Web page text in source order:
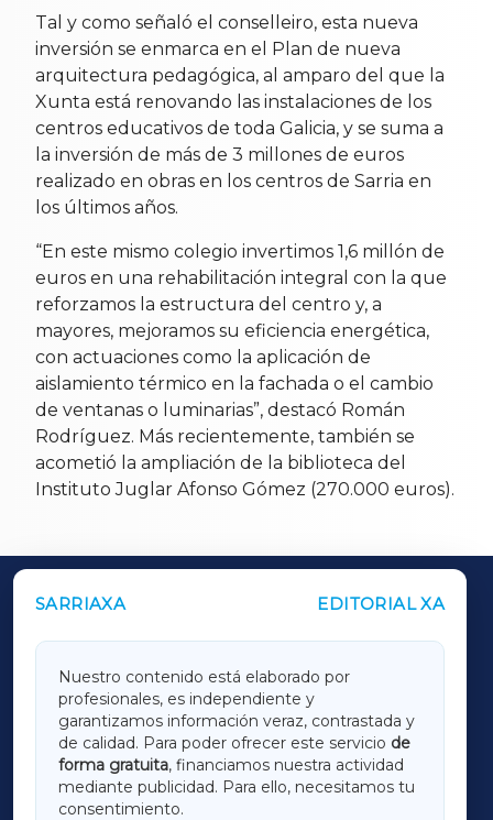
Tal y como señaló el conselleiro, esta nueva
inversión se enmarca en el Plan de nueva
arquitectura pedagógica, al amparo del que la
Xunta está renovando las instalaciones de los
centros educativos de toda Galicia, y se suma a
la inversión de más de 3 millones de euros
realizado en obras en los centros de Sarria en
los últimos años.
“En este mismo colegio invertimos 1,6 millón de
euros en una rehabilitación integral con la que
reforzamos la estructura del centro y, a
mayores, mejoramos su eficiencia energética,
con actuaciones como la aplicación de
aislamiento térmico en la fachada o el cambio
de ventanas o luminarias”, destacó Román
Rodríguez. Más recientemente, también se
acometió la ampliación de la biblioteca del
Instituto Juglar Afonso Gómez (270.000 euros).
SARRIAXA EDITORIAL XA
Nuestro contenido está elaborado por
profesionales, es independiente y
garantizamos información veraz, contrastada y
de calidad. Para poder ofrecer este servicio de
forma gratuita, financiamos nuestra actividad
mediante publicidad. Para ello, necesitamos tu
consentimiento.
OUTROS PERIÓDICOS
LUGOXA
TERRACHAXA